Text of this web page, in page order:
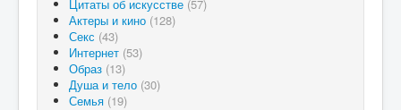
Цитаты об искусстве (57)
Актеры и кино (128)
Секс (43)
Интернет (53)
Образ (13)
Душа и тело (30)
Семья (19)